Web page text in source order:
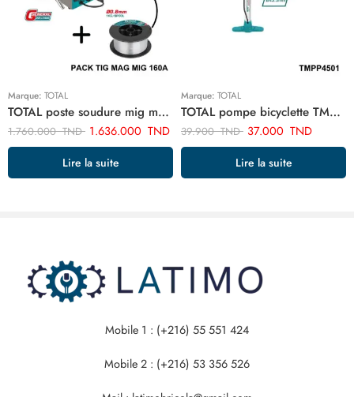
Marque: TOTAL
TOTAL poste soudure mig mag 160a 220/240 inverter + Cadeaux Bobine fil TMGT1601
1.760.000TND 1.636.000 TND
Lire la suite
Marque: TOTAL
TOTAL pompe bicyclette TMPP4501
39.900TND 37.000 TND
Lire la suite
Mobile 1 : (+216) 55 551 424
Mobile 2 : (+216) 53 356 526